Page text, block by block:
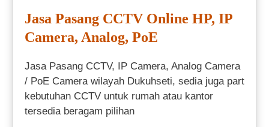
Jasa Pasang CCTV Online HP, IP
Camera, Analog, PoE
Jasa Pasang CCTV, IP Camera, Analog Camera
/ PoE Camera wilayah Dukuhseti, sedia juga part
kebutuhan CCTV untuk rumah atau kantor
tersedia beragam pilihan